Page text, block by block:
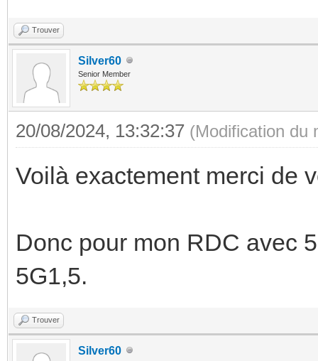
Trouver
Silver60
Senior Member
20/08/2024, 13:32:37 (Modification du
Voilà exactement merci de
Donc pour mon RDC avec
5G1,5.
Trouver
Silver60